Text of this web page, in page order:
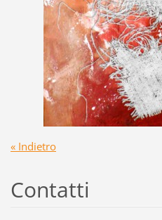
« Indietro
Contatti